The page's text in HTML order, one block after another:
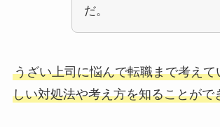
だ。
うざい上司に悩んで転職まで考えて
しい対処法や考え方を知ることがで